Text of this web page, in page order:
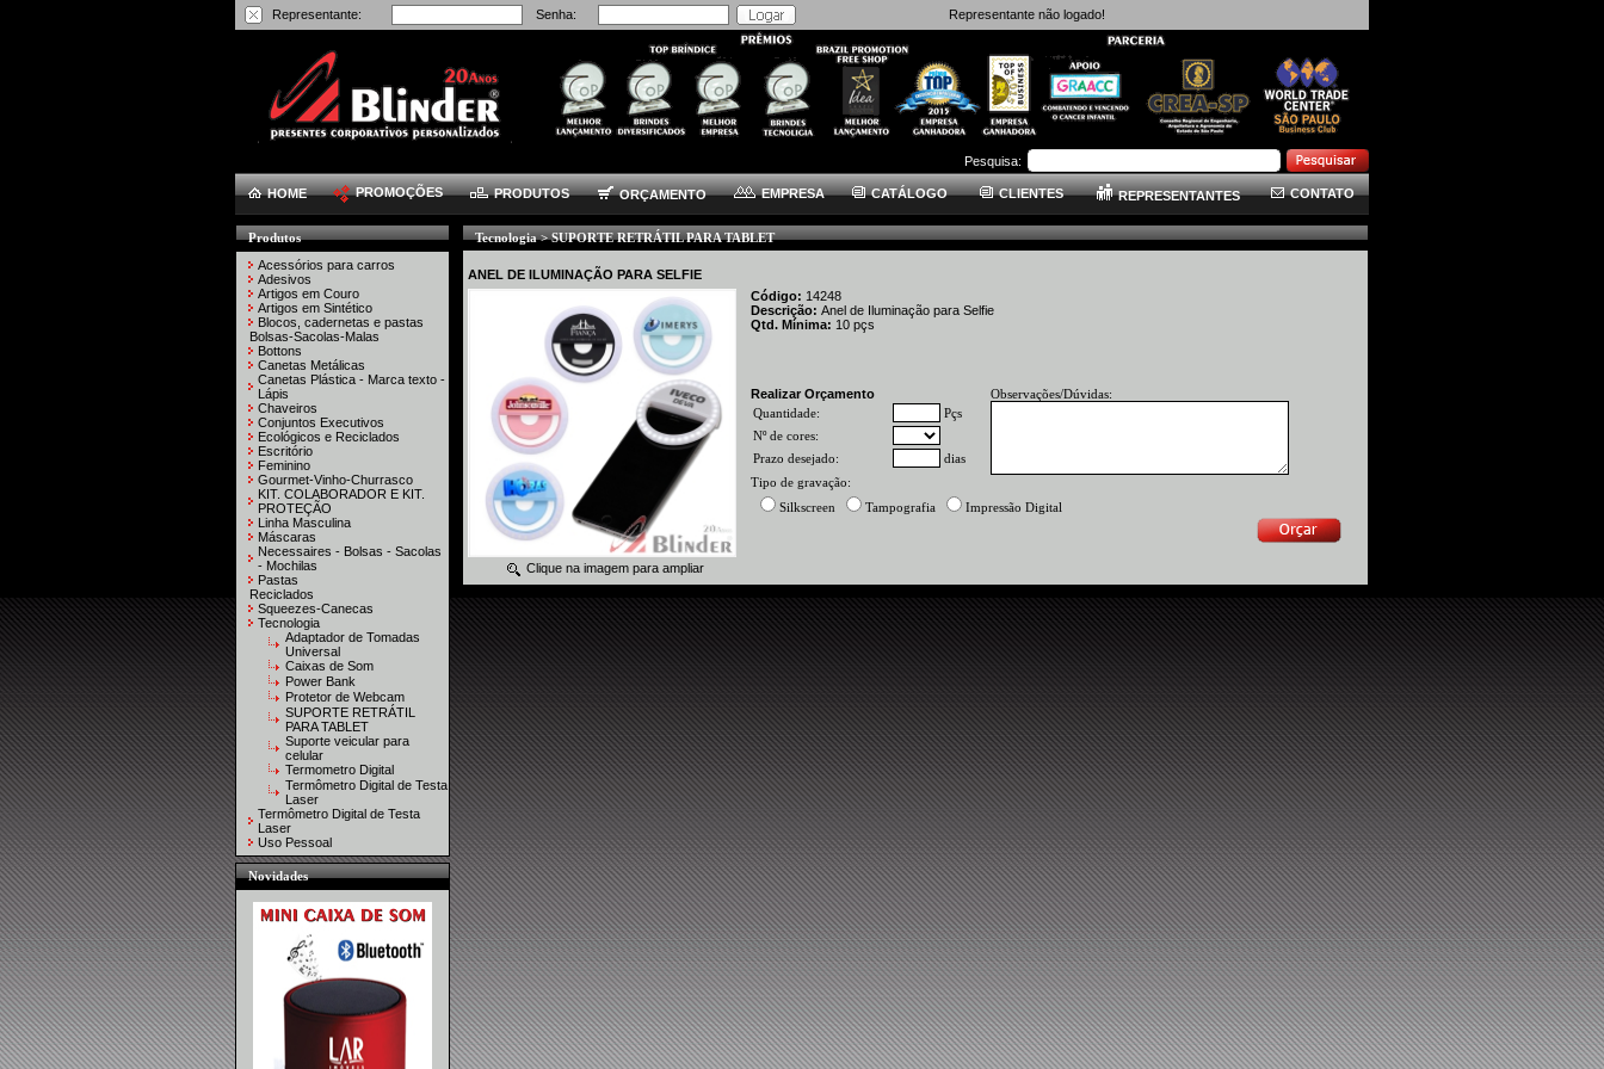
Representante: Senha: Representante não logado!
Pesquisa:
HOME PROMOÇÕES PRODUTOS ORÇAMENTO EMPRESA CATÁLOGO CLIENTES REPRESENTANTES CONTATO
Produtos
Acessórios para carros
Adesivos
Artigos em Couro
Artigos em Sintético
Blocos, cadernetas e pastas
Bolsas-Sacolas-Malas
Bottons
Canetas Metálicas
Canetas Plástica - Marca texto -
Lápis
Chaveiros
Conjuntos Executivos
Ecológicos e Reciclados
Escritório
Feminino
Gourmet-Vinho-Churrasco
KIT. COLABORADOR E KIT.
PROTEÇÃO
Linha Masculina
Máscaras
Necessaires - Bolsas - Sacolas
- Mochilas
Pastas
Reciclados
Squeezes-Canecas
Tecnologia
Adaptador de Tomadas
Universal
Caixas de Som
Power Bank
Protetor de Webcam
SUPORTE RETRÁTIL
PARA TABLET
Suporte veicular para
celular
Termometro Digital
Termômetro Digital de Testa
Laser
Termômetro Digital de Testa
Laser
Uso Pessoal
Novidades
Tecnologia > SUPORTE RETRÁTIL PARA TABLET
ANEL DE ILUMINAÇÃO PARA SELFIE
Clique na imagem para ampliar
Código: 14248
Descrição: Anel de Iluminação para Selfie
Qtd. Mínima: 10 pçs
Realizar Orçamento
Observações/Dúvidas:
Quantidade:
Pçs
Nº de cores:
Prazo desejado:
dias
Tipo de gravação:
Silkscreen
Tampografia Impressão Digital